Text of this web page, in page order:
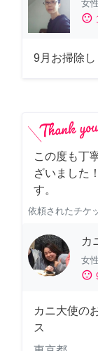
女性
sentiment_satisfied
9月お掃除し
この度も丁
ざいました
す。
依頼されたチケ
カ
女性
sentiment_satisfied
カニ大使の
ス